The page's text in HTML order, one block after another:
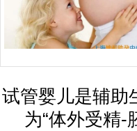
试管婴儿是辅助
为“体外受精-